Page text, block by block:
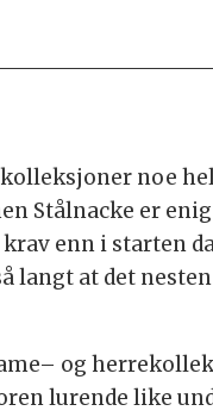
noe
Stålnacke er
enn i starten
langt at det
og
lurende like